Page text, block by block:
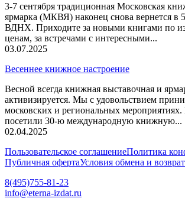
3-7 сентября традиционная Московская
ярмарка (МКВЯ) наконец снова вернется в
ВДНХ. Приходите за новыми книгами по
ценам, за встречами с интересными...
03.07.2025
Весеннее книжное настроение
Весной всегда книжная выставочная и
активизируется. Мы с удовольствием
московских и региональных
посетили 30-ю международную книжную...
02.04.2025
Пользовательское соглашениеПолитика
Публичная офертаУсловия обмена и
8(495)755-81-23
info@eterna-izdat.ru